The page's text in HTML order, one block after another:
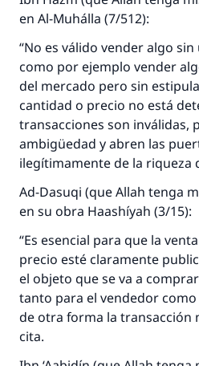
en Al-Muhálla (7/512):
“No es válido vender algo
como por ejemplo vender
del mercado pero sin
cantidad o precio no está
transacciones son inválidas,
ambigüedad y abren las
ilegítimamente de la riqueza
Ad-Dasuqi (que Allah tenga
en su obra Haashíyah (3/15):
“Es esencial para que la
precio esté claramente
el objeto que se va a
tanto para el vendedor
de otra forma la transacción
cita.